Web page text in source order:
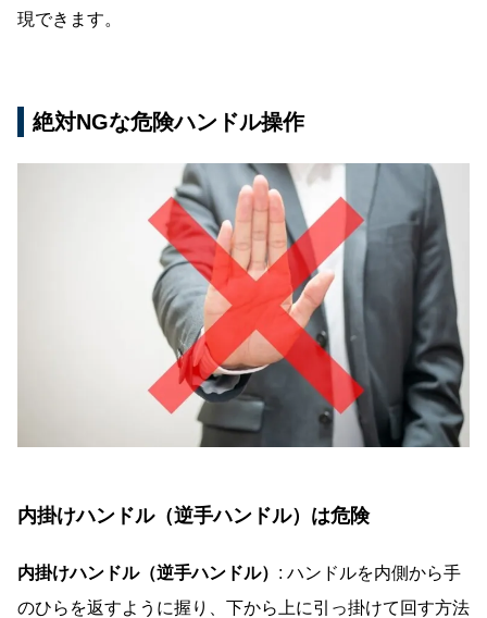
現できます。
絶対NGな危険ハンドル操作
内掛けハンドル（逆手ハンドル）は危険
内掛けハンドル（逆手ハンドル） : ハンドルを内側から手
のひらを返すように握り、下から上に引っ掛けて回す方法